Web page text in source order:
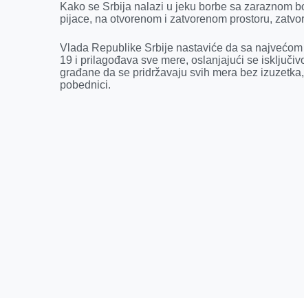
Kako se Srbija nalazi u jeku borbe sa zaraznom
pijace, na otvorenom i zatvorenom prostoru,
Vlada Republike Srbije nastaviće da sa
19 i prilagođava sve mere, oslanjajući se
građane da se pridržavaju svih mera bez
pobednici.